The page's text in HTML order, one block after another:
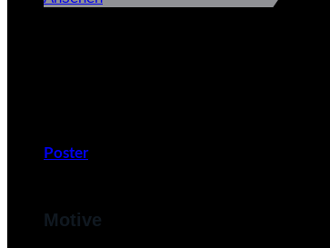
Poster
Motive